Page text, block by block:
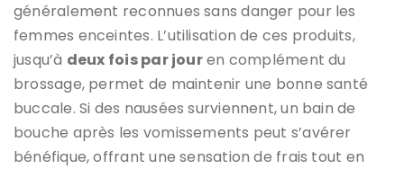
généralement reconnues sans danger pour les
femmes enceintes. L’utilisation de ces produits,
jusqu’à deux fois par jouren complément du
brossage, permet de maintenir une bonne santé
buccale. Si des nausées surviennent, un bain de
bouche après les vomissements peut s’avérer
bénéfique, offrant une sensation de frais tout en